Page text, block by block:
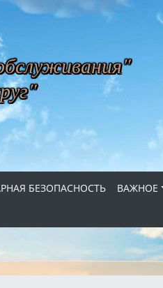
БЕЗОПАСНОСТЬ
ВАЖНОЕ